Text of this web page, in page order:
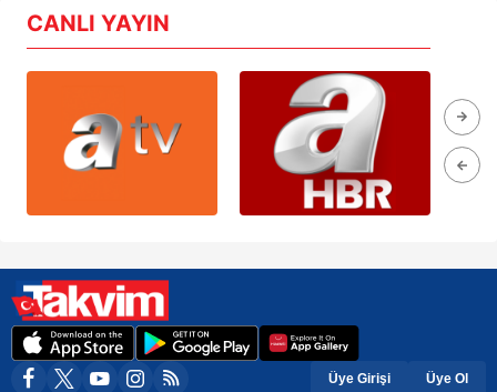
CANLI YAYIN
Üye Girişi Üye Ol